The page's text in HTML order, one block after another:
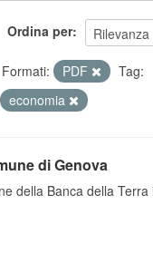
Ordina per
Formati: PDF
Tag:
economia
di Genova
della Banca della Terra